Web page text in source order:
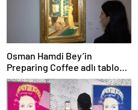
Osman Hamdi Bey’in
Preparing Coffee adlı tablosu
75 milyon liraya satışa
sunuldu